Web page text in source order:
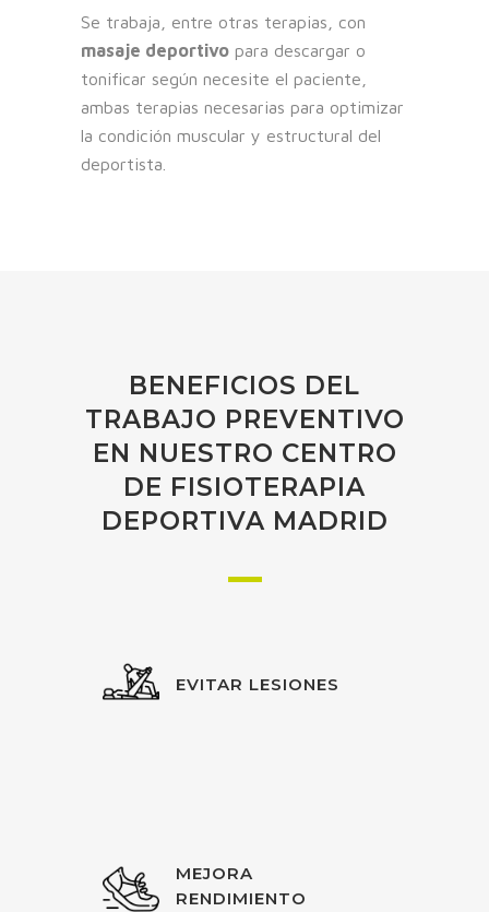
Se trabaja, entre otras terapias, con
masaje deportivo para descargar o
tonificar según necesite el paciente,
ambas terapias necesarias para optimizar
la condición muscular y estructural del
deportista.
BENEFICIOS DEL
TRABAJO PREVENTIVO
EN NUESTRO CENTRO
DE FISIOTERAPIA
DEPORTIVA MADRID
EVITAR LESIONES
MEJORA
RENDIMIENTO